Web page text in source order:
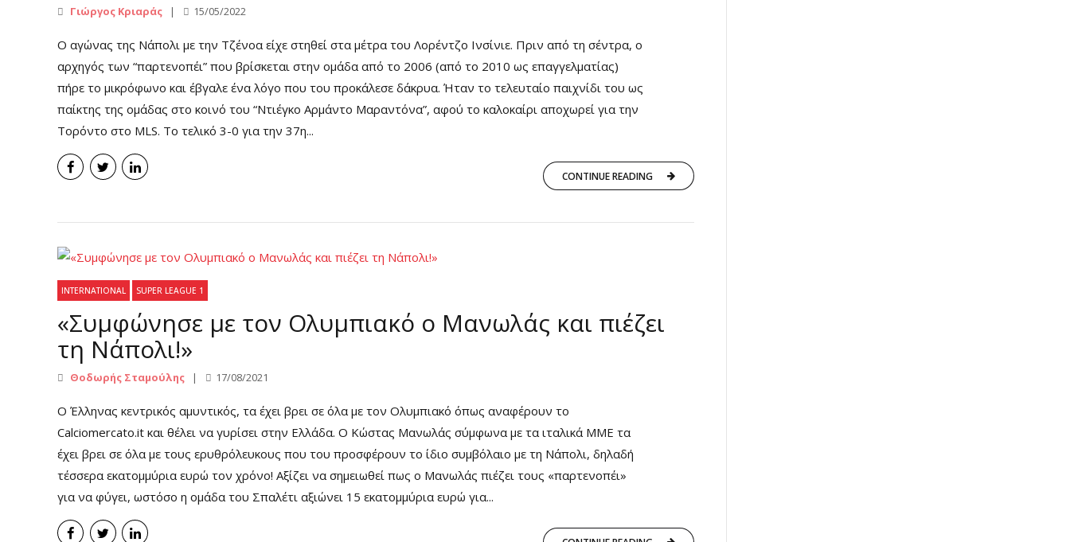
Γιώργος Κριαράς 15/05/2022
Ο αγώνας της Νάπολι με την Τζένοα είχε στηθεί στα μέτρα του Λορέντζο Ινσίνιε. Πριν από τη σέντρα, ο
αρχηγός των “παρτενοπέι” που βρίσκεται στην ομάδα από το 2006 (από το 2010 ως επαγγελματίας)
πήρε το μικρόφωνο και έβγαλε ένα λόγο που του προκάλεσε δάκρυα. Ήταν το τελευταίο παιχνίδι του ως
παίκτης της ομάδας στο κοινό του “Ντιέγκο Αρμάντο Μαραντόνα”, αφού το καλοκαίρι αποχωρεί για την
Τορόντο στο MLS. Το τελικό 3-0 για την 37η...
CONTINUE READING
INTERNATIONAL SUPER LEAGUE 1
«Συμφώνησε με τον Ολυμπιακό ο Μανωλάς και πιέζει
τη Νάπολι!»
Θοδωρής Σταμούλης 17/08/2021
Ο Έλληνας κεντρικός αμυντικός, τα έχει βρει σε όλα με τον Ολυμπιακό όπως αναφέρουν το
Calciomercato.it και θέλει να γυρίσει στην Ελλάδα. Ο Κώστας Μανωλάς σύμφωνα με τα ιταλικά ΜΜΕ τα
έχει βρει σε όλα με τους ερυθρόλευκους που του προσφέρουν το ίδιο συμβόλαιο με τη Νάπολι, δηλαδή
τέσσερα εκατομμύρια ευρώ τον χρόνο! Αξίζει να σημειωθεί πως ο Μανωλάς πιέζει τους «παρτενοπέι»
για να φύγει, ωστόσο η ομάδα του Σπαλέτι αξιώνει 15 εκατομμύρια ευρώ για...